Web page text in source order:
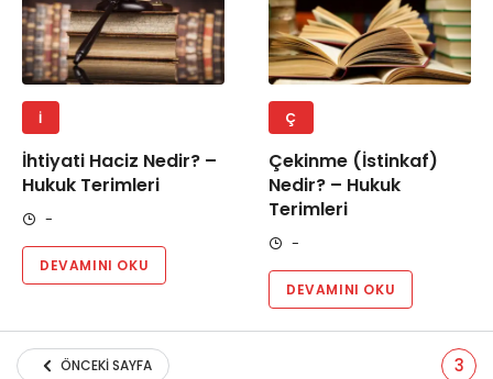
İ
İhtiyati Haciz Nedir? –
Hukuk Terimleri
-
DEVAMINI OKU
Ç
Çekinme (İstinkaf)
Nedir? – Hukuk
Terimleri
-
DEVAMINI OKU
ÖNCEKI SAYFA 3